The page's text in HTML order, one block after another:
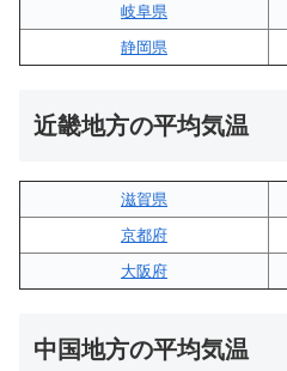
岐阜県
静岡県
近畿地方の平均気温
滋賀県
京都府
大阪府
中国地方の平均気温